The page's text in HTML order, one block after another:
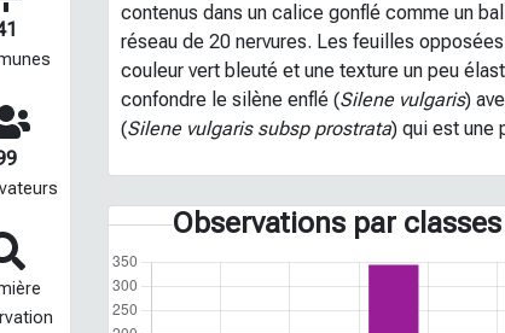
contenus dans un calice gonflé comme un
réseau de 20 nervures. Les feuilles
couleur vert bleuté et une texture un peu
confondre le silène enflé (Silene vulgaris)
(Silene vulgaris subsp prostrata) qui est une
Observations par